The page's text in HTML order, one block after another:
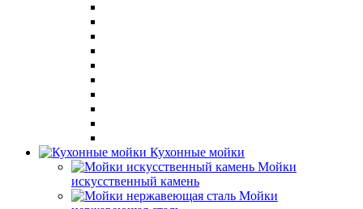
Кухонные мойки
Мойки
искусственный камень
Мойки